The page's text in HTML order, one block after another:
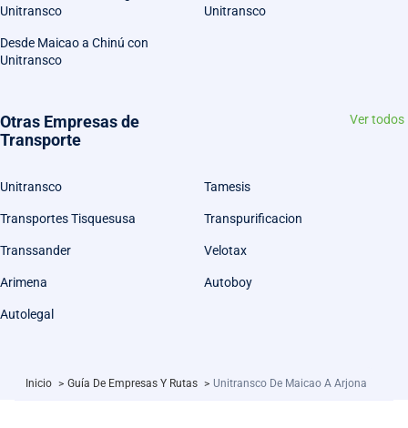
Unitransco
Unitransco
Desde Maicao a Chinú con
Unitransco
Otras Empresas de
Transporte
Ver todos
Unitransco Tamesis
Transportes Tisquesusa Transpurificacion
Transsander Velotax
Arimena Autoboy
Autolegal
Inicio > Guía De Empresas Y Rutas > Unitransco De Maicao A Arjona